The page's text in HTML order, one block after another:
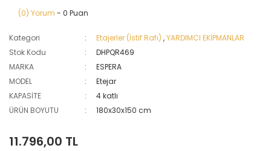
(0) Yorum - 0 Puan
Kategori Etajerler (İstif Rafı) ,YARDIMCI EKİPMANLAR
Stok Kodu
DHPQR469
MARKA
ESPERA
MODEL
Etejar
KAPASİTE
4 katlı
ÜRÜN BOYUTU
180x30x150 cm
11.796,00 TL